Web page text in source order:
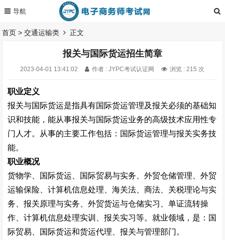
首页 >交通运输类 正文
报关与国际货运招生简章
2023-04-01 13:41:02 作者 : JYPC考试认证网 浏览 : 215 次
职业定义
报关与国际货运是指具有国际货运管理及报关必须的基础知
识和技能，能从事报关与国际货运业务的高级技术应用性专
门人才。从事的主要工作包括：国际货运管理与报关实务技
能。
职业概况
货物学、国际货运、国际贸易与实务、外贸仓储管理、外贸
运输保险、计算机信息处理、海关法、商法、关税理论与实
务、报关原理与实务、外贸货运与仓储实习、单证流转操
作、计算机信息处理实训、报关实习等。就业领域，是：国
际贸易、国际货运和货运代理、报关与管理部门。